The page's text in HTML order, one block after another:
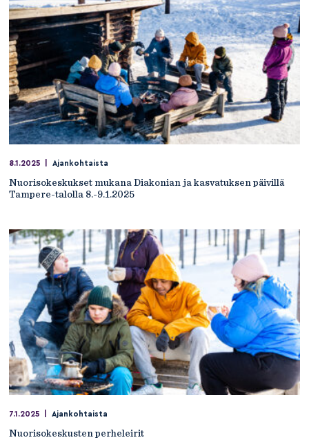
8.1.2025 Ajankohtaista
Nuorisokeskukset mukana Diakonian ja kasvatuksen päivillä
Tampere-talolla 8.-9.1.2025
7.1.2025 Ajankohtaista
Nuorisokeskusten perheleirit